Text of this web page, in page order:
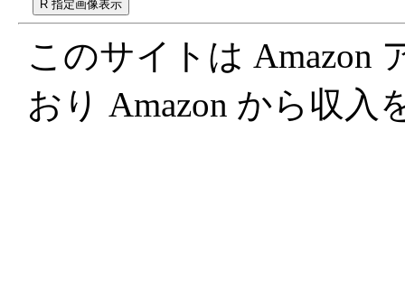
このサイトは Amazon
おり Amazon から収入